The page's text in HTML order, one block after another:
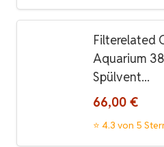
Filterelated
Aquarium
Spülvent...
66,00 €
⭐ 4.3 von 5